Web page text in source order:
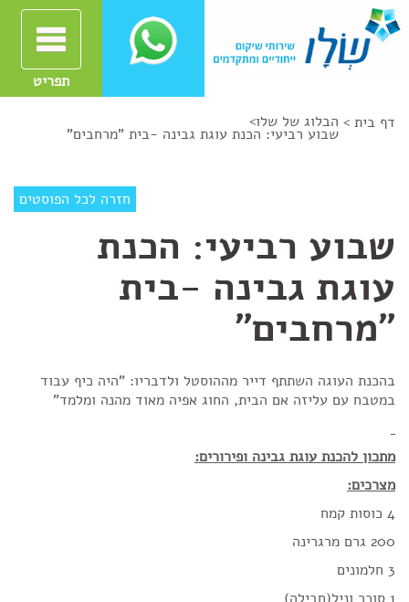
תפריט
דף בית > הבלוג של שלו>
שבוע רביעי: הכנת עוגת גבינה -בית "מרחבים"
חזרה לכל הפוסטים
שבוע רביעי: הכנת
עוגת גבינה -בית
"מרחבים"
בהכנת העוגה השתתף דייר מההוסטל ולדבריו: "היה כיף עבוד
במטבח עם עליזה אם הבית, החוג אפיה מאוד מהנה ומלמד"
מתכון להכנת עוגת גבינה ופירורים:
מצרכים:
4 כוסות קמח
200 גרם מרגרינה
3 חלמונים